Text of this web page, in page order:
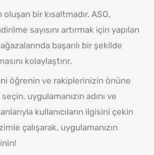
bir kısaltmadır. ASO,
sayısını artırmak için yapılan
başarılı bir şekilde
kolaylaştırır.
öğrenin ve rakiplerinizin önüne
uygulamanızın adını ve
kullanıcıların ilgisini çekin
çalışarak, uygulamanızın